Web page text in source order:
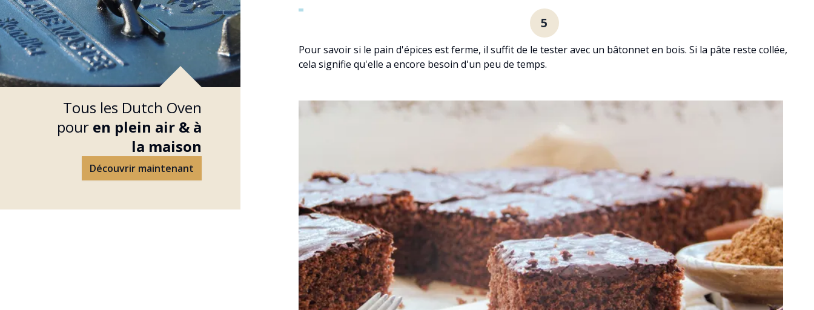
Tous les Dutch Oven
pour en plein air & à
la maison
Découvrir maintenant
5
Pour savoir si le pain d'épices est ferme, il suffit de le tester avec un bâtonnet en bois. Si la pâte reste collée,
cela signifie qu'elle a encore besoin d'un peu de temps.